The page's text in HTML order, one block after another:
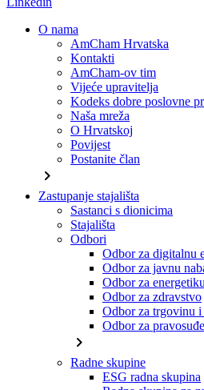
O nama
AmCham Hrvatska
Kontakti
AmCham-ov tim
Vijeće upravitelja
Kodeks dobre poslovne
Naša mreža
O Hrvatskoj
Povijest
Postanite član
chevron_right
Zastupanje stajališta
Sastanci s dionicima
Stajališta
Odbori
Odbor za digitalnu
Odbor za javnu
Odbor za
Odbor za zdravstvo
Odbor za trgovinu
Odbor za pravosuđe
chevron_right
Radne skupine
ESG radna skupina